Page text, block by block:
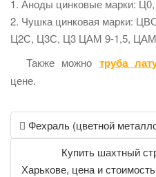
1. Аноды цинковые марки:
2. Чушка цинковая марки:
Ц2С, Ц3С, Ц3 ЦАМ 9-1,5, ЦАМ
Также можно труба
цене.
Post
navigation
Фехраль (цветной
Купить шахтный
Харькове, цена и